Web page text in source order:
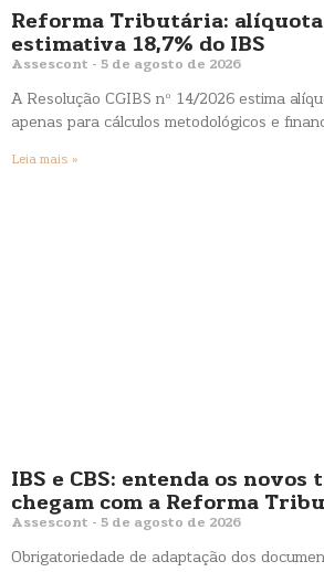
Reforma Tributária: alíquota
estimativa 18,7% do IBS
Assescont 5 de agosto de 2026
A Resolução CGIBS nº 14/2026 estima
apenas para cálculos metodológicos e
Leia mais »
IBS e CBS: entenda os
chegam com a Reforma
Assescont 5 de agosto de 2026
Obrigatoriedade de adaptação dos